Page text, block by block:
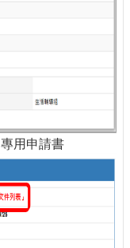
用申請書